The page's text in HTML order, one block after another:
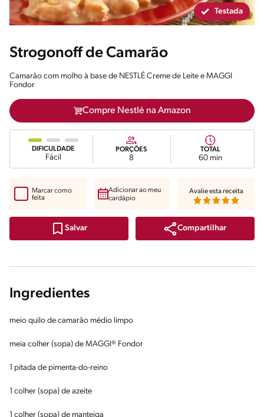
Testada
Strogonoff de Camarão
Camarão com molho à base de NESTLÉ Creme de Leite e MAGGI
Fondor
Compre Nestlé na Amazon
DIFICULDADE
Fácil
PORÇÕES
8
TOTAL
60 min
Salvar Compartilhar
Marcar como
feita
Adicionar ao meu
cardápio
Avalie esta receita
Ingredientes
meio quilo de camarão médio limpo
meia colher (sopa) de MAGGI® Fondor
1 pitada de pimenta-do-reino
1 colher (sopa) de azeite
1 colher (sopa) de manteiga